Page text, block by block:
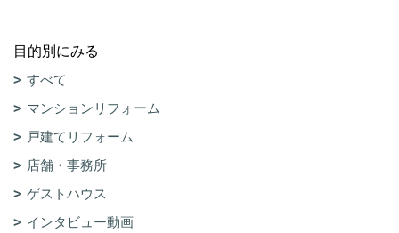
目的別にみる
すべて
マンションリフォーム
戸建てリフォーム
店舗・事務所
ゲストハウス
インタビュー動画